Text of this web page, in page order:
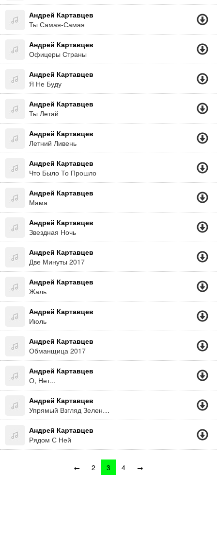
Андрей Картавцев
Ты Самая-Самая
Андрей Картавцев
Офицеры Страны
Андрей Картавцев
Я Не Буду
Андрей Картавцев
Ты Летай
Андрей Картавцев
Летний Ливень
Андрей Картавцев
Что Было То Прошло
Андрей Картавцев
Мама
Андрей Картавцев
Звездная Ночь
Андрей Картавцев
Две Минуты 2017
Андрей Картавцев
Жаль
Андрей Картавцев
Июль
Андрей Картавцев
Обманщица 2017
Андрей Картавцев
О, Нет...
Андрей Картавцев
Упрямый Взгляд Зеленых Глаз 2016
Андрей Картавцев
Рядом С Ней
← 2 3 4 →